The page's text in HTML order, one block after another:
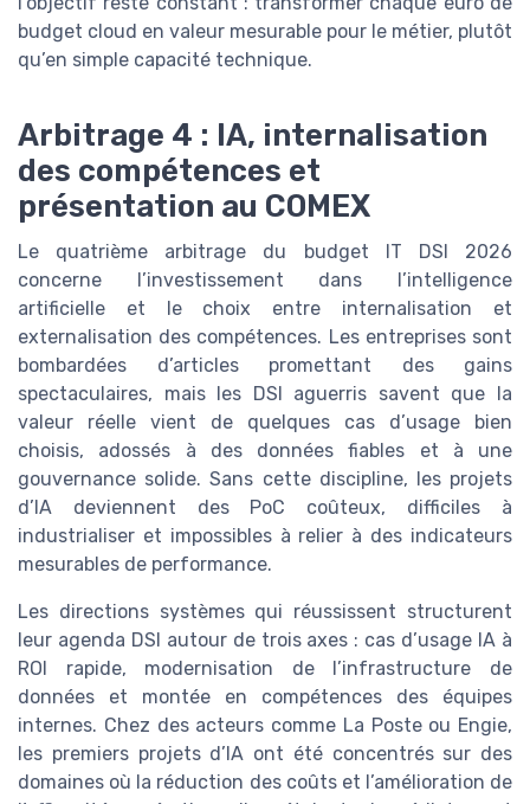
budget cloud en valeur mesurable pour le métier, plutôt
qu’en simple capacité technique.
Arbitrage 4 : IA, internalisation
des compétences et
présentation au COMEX
Le quatrième arbitrage du budget IT DSI 2026
concerne l’investissement dans l’intelligence
artificielle et le choix entre internalisation et
externalisation des compétences. Les entreprises sont
bombardées d’articles promettant des gains
spectaculaires, mais les DSI aguerris savent que la
valeur réelle vient de quelques cas d’usage bien
choisis, adossés à des données fiables et à une
gouvernance solide. Sans cette discipline, les projets
d’IA deviennent des PoC coûteux, difficiles à
industrialiser et impossibles à relier à des indicateurs
mesurables de performance.
Les directions systèmes qui réussissent structurent
leur agenda DSI autour de trois axes : cas d’usage IA à
ROI rapide, modernisation de l’infrastructure de
données et montée en compétences des équipes
internes. Chez des acteurs comme La Poste ou Engie,
les premiers projets d’IA ont été concentrés sur des
domaines où la réduction des coûts et l’amélioration de